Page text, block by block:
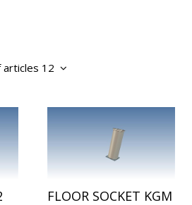
articles 12
FLOOR SOCKET KGM